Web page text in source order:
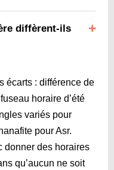
diffèrent-ils
écarts : différence de
horaire d’été
variés pour
pour Asr.
donner des horaires
qu’aucun ne soit